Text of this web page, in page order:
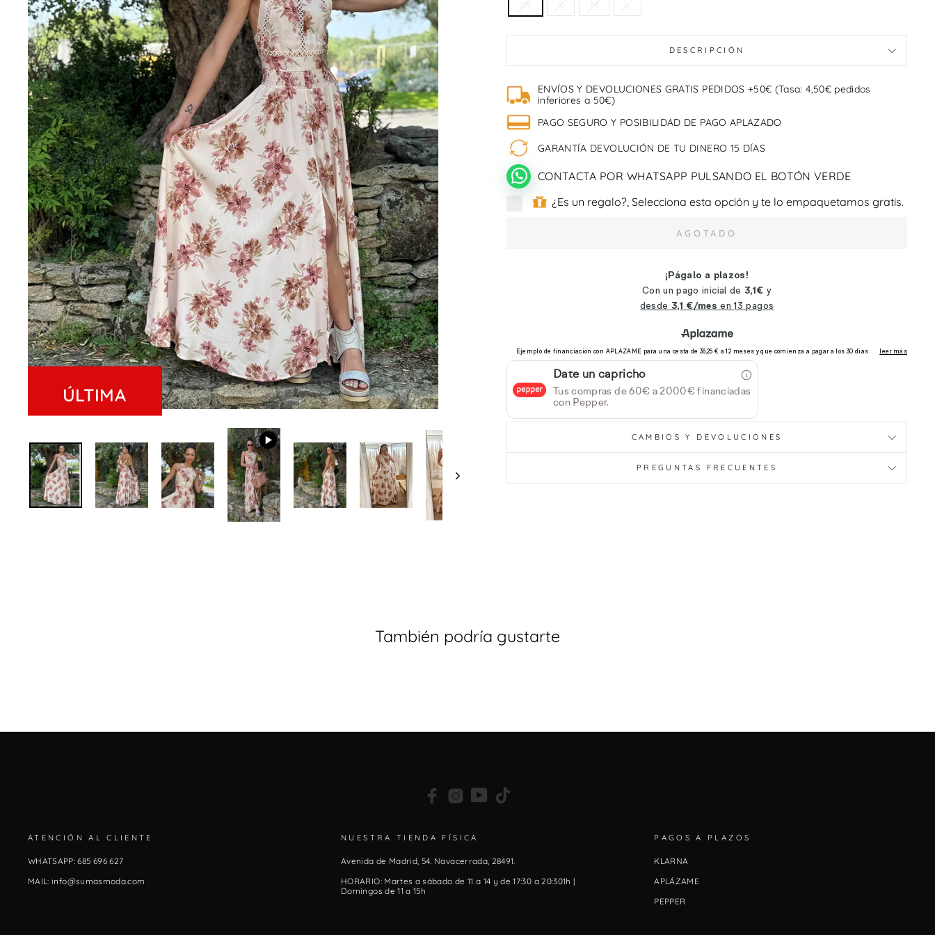
ÚLTIMA ÚLTIMA
XS S M L
DESCRIPCIÓN
ENVÍOS Y DEVOLUCIONES GRATIS PEDIDOS +50€ (Tasa: 4,50€ pedidos
inferiores a 50€)
PAGO SEGURO Y POSIBILIDAD DE PAGO APLAZADO
GARANTÍA DEVOLUCIÓN DE TU DINERO 15 DÍAS
CONTACTA POR WHATSAPP PULSANDO EL BOTÓN VERDE
¿Es un regalo?, Selecciona esta opción y te lo empaquetamos gratis.
AGOTADO
Date un capricho
Tus compras de 60€ a 2000€ financiadas
con Pepper.
CAMBIOS Y DEVOLUCIONES
PREGUNTAS FRECUENTES
También podría gustarte
FacebookInstagram
YouTube
ATENCIÓN AL CLIENTE
WHATSAPP: 685 696 627
MAIL: info@sumasmoda.com
NUESTRA TIENDA FÍSICA
Avenida de Madrid, 54. Navacerrada, 28491.
HORARIO: Martes a sábado de 11 a 14 y de 17:30 a 20:301h |
Domingos de 11 a 15h
PAGOS A PLAZOS
KLARNA
APLÁZAME
PEPPER